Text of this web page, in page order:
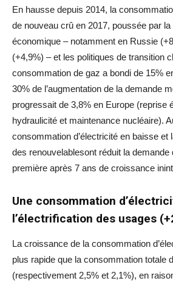
En hausse depuis 2014, la
de nouveau crû en 2017, poussée par
économique – notamment en Russie
(+4,9%) – et les politiques de transition
consommation de gaz a bondi de 15%
30% de l’augmentation de la demande
progressait de 3,8% en Europe (reprise
hydraulicité et maintenance nucléaire).
consommation d’électricité en baisse
des renouvelablesont réduit la demande
première après 7 ans de croissance
Une consommation
l’électrification des usages
La croissance de la consommation
plus rapide que la consommation totale
(respectivement 2,5% et 2,1%), en